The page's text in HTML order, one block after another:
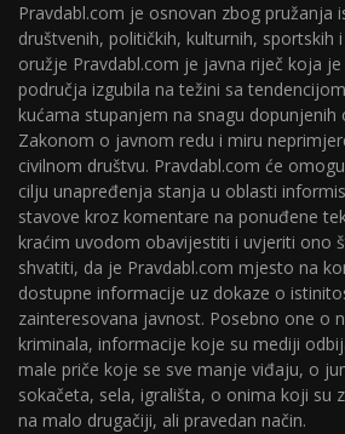
Pravdabl.com je osnovan zbog pružanja
društvenih, političkih, kulturnih, sportskih
oružje Pravdabl.com je javna riječ koja
područja izgubila na težini sa
kućama stupanjem na snagu
Zakonom o javnom redu i miru
civilnom društvu. Pravdabl.com će
cilju unapređenja stanja u oblasti
stavove kroz komentare na ponuđene
kraćim uvodom obavijestiti i uvjeriti ono
shvatiti, da je Pravdabl.com mjesto na
dostupne informacije uz dokaze o
zainteresovana javnost. Posebno one o
kriminala, informacije koje su mediji
male priče koje se sve manje viđaju, o
sokačeta, sela, igrališta, o onima koji su
na malo drugačiji, ali pravedan način.